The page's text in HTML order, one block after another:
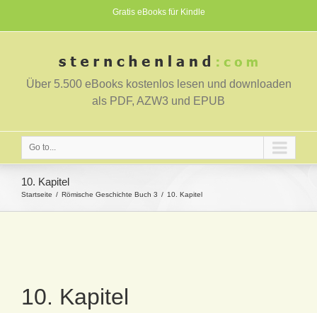
Gratis eBooks für Kindle
Über 5.500 eBooks kostenlos lesen und downloaden
als PDF, AZW3 und EPUB
Go to...
10. Kapitel
Startseite Römische Geschichte Buch 3 10. Kapitel
10. Kapitel